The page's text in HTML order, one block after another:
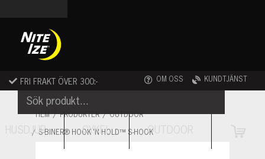
content
FRI FRAKT ÖVER 300:- OM OSS KUNDTJÄNST
HUSDJUR CYKEL OUTDOOR
HEM PRODUKTER OUTDOOR
S-BINER® HOOK 'N HOLD™ S-HOOK